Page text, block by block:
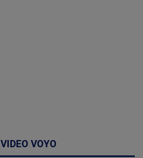
VIDEO VOYO